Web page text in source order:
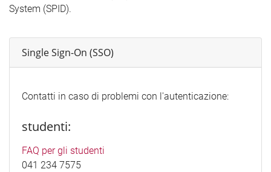
System (SPID).
Single Sign-On (SSO)
Contatti in caso di problemi con l'autenticazione:
studenti:
FAQ per gli studenti
041 234 7575